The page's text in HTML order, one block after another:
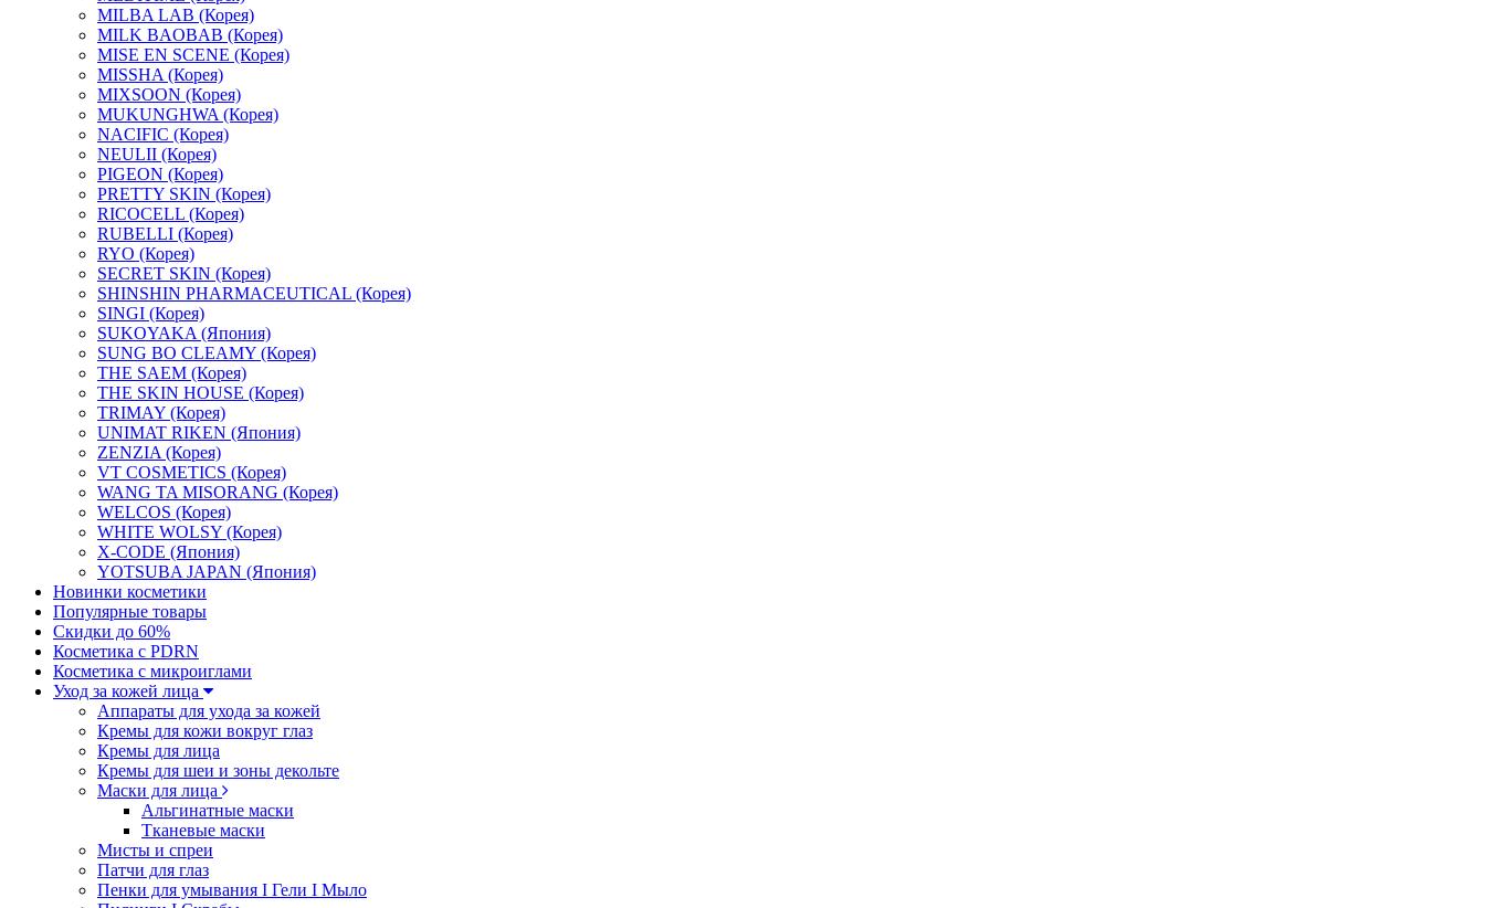
MILBA LAB (Корея)
MILK BAOBAB (Корея)
MISE EN SCENE (Корея)
MISSHA (Корея)
MIXSOON (Корея)
MUKUNGHWA (Корея)
NACIFIC (Корея)
NEULII (Корея)
PIGEON (Корея)
PRETTY SKIN (Корея)
RICOCELL (Корея)
RUBELLI (Корея)
RYO (Корея)
SECRET SKIN (Корея)
SHINSHIN PHARMACEUTICAL (Корея)
SINGI (Корея)
SUKOYAKA (Япония)
SUNG BO CLEAMY (Корея)
THE SAEM (Корея)
THE SKIN HOUSE (Корея)
TRIMAY (Корея)
UNIMAT RIKEN (Япония)
ZENZIA (Корея)
VT COSMETICS (Корея)
WANG TA MISORANG (Корея)
WELCOS (Корея)
WHITE WOLSY (Корея)
X-CODE (Япония)
YOTSUBA JAPAN (Япония)
Новинки косметики
Популярные товары
Скидки до 60%
Косметика с PDRN
Косметика с микроиглами
Уход за кожей лица
Аппараты для ухода за кожей
Кремы для кожи вокруг глаз
Кремы для лица
Кремы для шеи и зоны декольте
Маски для лица
Альгинатные маски
Тканевые маски
Мисты и спреи
Патчи для глаз
Пенки для умывания I Гели I Мыло